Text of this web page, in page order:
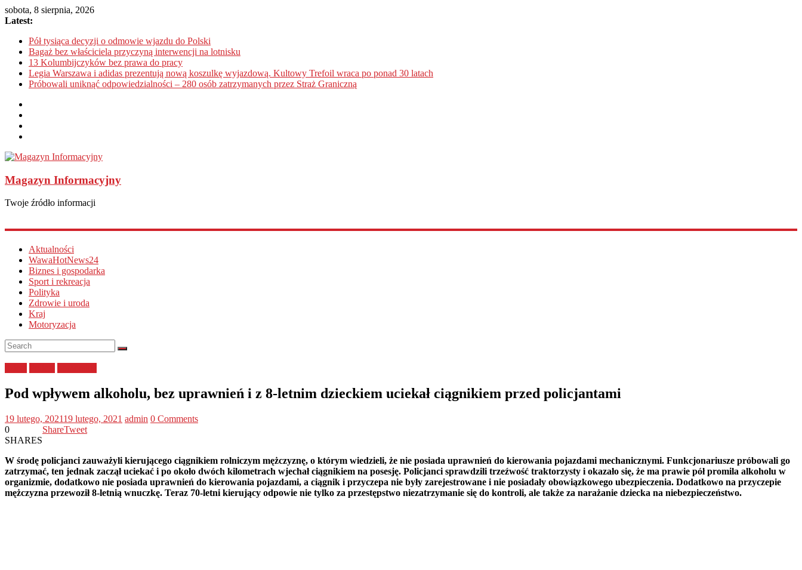
sobota, 8 sierpnia, 2026
Latest:
Pół tysiąca decyzji o odmowie wjazdu do Polski
Bagaż bez właściciela przyczyną interwencji na lotnisku
13 Kolumbijczyków bez prawa do pracy
Legia Warszawa i adidas prezentują nową koszulkę wyjazdową. Kultowy Trefoil wraca po ponad 30 latach
Próbowali uniknąć odpowiedzialności – 280 osób zatrzymanych przez Straż Graniczną
Magazyn Informacyjny
Twoje źródło informacji
Aktualności
WawaHotNews24
Biznes i gospodarka
Sport i rekreacja
Polityka
Zdrowie i uroda
Kraj
Motoryzacja
Pod wpływem alkoholu, bez uprawnień i z 8-letnim dzieckiem uciekał ciągnikiem przed policjantami
19 lutego, 202119 lutego, 2021 admin 0 Comments
0
SHARES
ShareTweet
W środę policjanci zauważyli kierującego ciągnikiem rolniczym mężczyznę, o którym wiedzieli, że nie posiada uprawnień do kierowania pojazdami mechanicznymi. Funkcjonariusze próbowali go
zatrzymać, ten jednak zaczął uciekać i po około dwóch kilometrach wjechał ciągnikiem na posesję. Policjanci sprawdzili trzeźwość traktorzysty i okazało się, że ma prawie pół promila alkoholu w
organizmie, dodatkowo nie posiada uprawnień do kierowania pojazdami, a ciągnik i przyczepa nie były zarejestrowane i nie posiadały obowiązkowego ubezpieczenia. Dodatkowo na przyczepie
mężczyzna przewoził 8-letnią wnuczkę. Teraz 70-letni kierujący odpowie nie tylko za przestępstwo niezatrzymanie się do kontroli, ale także za narażanie dziecka na niebezpieczeństwo.